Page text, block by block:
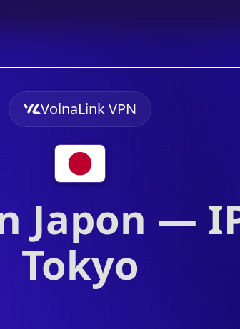
VolnaLink VPN
Japon —
Tokyo